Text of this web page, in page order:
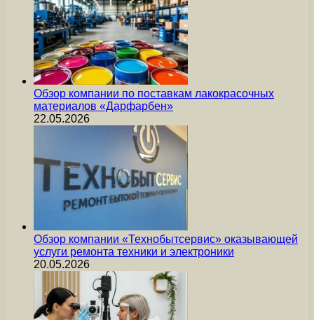
Обзор компании по поставкам лакокрасочных
материалов «Дарфарбен»
22.05.2026
Обзор компании «Технобытсервис» оказывающей
услуги ремонта техники и электроники
20.05.2026